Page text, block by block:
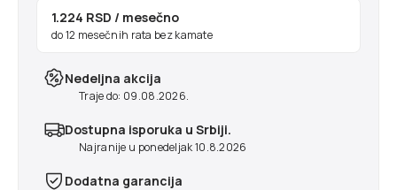
1.224 RSD / mesečno
do 12 mesečnih rata bez kamate
Nedeljna akcija
Traje do: 09.08.2026.
Dostupna isporuka u Srbiji.
Najranije u ponedeljak 10.8.2026
Dodatna garancija